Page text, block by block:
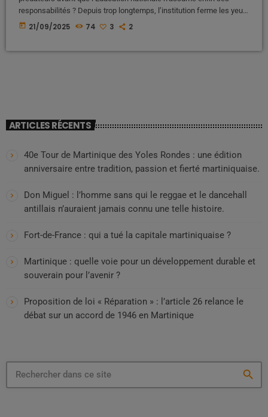
responsabilités ? Depuis trop longtemps, l’institution ferme les yeux,
protège ses agents au détriment de nos enfants, et déplace les
today 21/09/2025 74 3 2
ARTICLES RÉCENTS
40e Tour de Martinique des Yoles Rondes : une édition
anniversaire entre tradition, passion et fierté martiniquaise.
Don Miguel : l’homme sans qui le reggae et le dancehall
antillais n’auraient jamais connu une telle histoire.
Fort-de-France : qui a tué la capitale martiniquaise ?
Martinique : quelle voie pour un développement durable et
souverain pour l’avenir ?
Proposition de loi « Réparation » : l’article 26 relance le
débat sur un accord de 1946 en Martinique
search